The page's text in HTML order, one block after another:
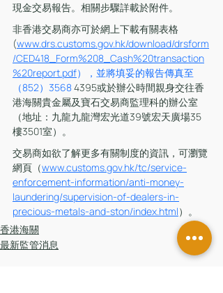
現金交易報告。相關步驟詳載於附件。
非香港交易商亦可於網上下載有關表格
(www.drs.customs.gov.hk/download/drsform
/CED418_Form%208_Cash%20transaction
%20report.pdf），並將填妥的報告傳真至
（852）3568 4395或於辦公時間親身交往香
港海關貴金屬及寶石交易商監理科的辦公室
（地址：九龍九龍灣宏光道39號宏天廣場35
樓3501室）。
交易商如欲了解更多有關制度的資訊，可瀏覽
網頁（www.customs.gov.hk/tc/service-
enforcement-information/anti-money-
laundering/supervision-of-dealers-in-
precious-metals-and-ston/index.html）。
香港海關
最新監管消息